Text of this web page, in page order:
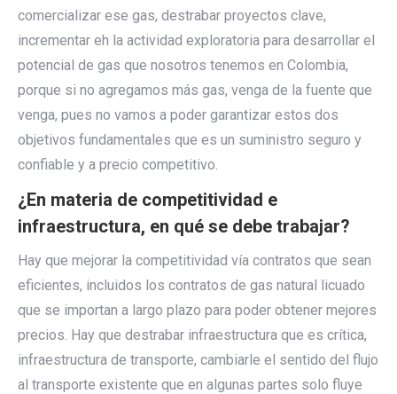
comercializar ese gas, destrabar proyectos clave,
incrementar eh la actividad exploratoria para desarrollar el
potencial de gas que nosotros tenemos en Colombia,
porque si no agregamos más gas, venga de la fuente que
venga, pues no vamos a poder garantizar estos dos
objetivos fundamentales que es un suministro seguro y
confiable y a precio competitivo.
¿En materia de competitividad e
infraestructura, en qué se debe trabajar?
Hay que mejorar la competitividad vía contratos que sean
eficientes, incluidos los contratos de gas natural licuado
que se importan a largo plazo para poder obtener mejores
precios. Hay que destrabar infraestructura que es crítica,
infraestructura de transporte, cambiarle el sentido del flujo
al transporte existente que en algunas partes solo fluye